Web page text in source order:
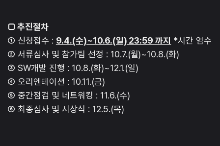
□ 추진절차
① 신청접수 : 9.4.(수)~10.6.(일) 23:59 까지 *시간 엄수
② 서류심사 및 참가팀 선정 : 10.7.(월)~10.8.(화)
③ SW개발 진행 : 10.8.(화)~12.1.(일)
④ 오리엔테이션 : 10.11.(금)
⑤ 중간점검 및 네트워킹 : 11.6.(수)
⑥ 최종심사 및 시상식 : 12.5.(목)